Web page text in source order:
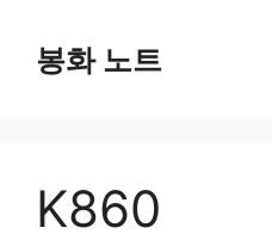
봉화 노트
K860